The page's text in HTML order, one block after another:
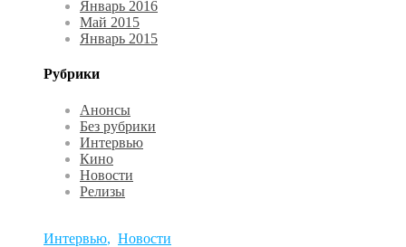
Январь 2016
Май 2015
Январь 2015
Рубрики
Анонсы
Без рубрики
Интервью
Кино
Новости
Релизы
Интервью, Новости